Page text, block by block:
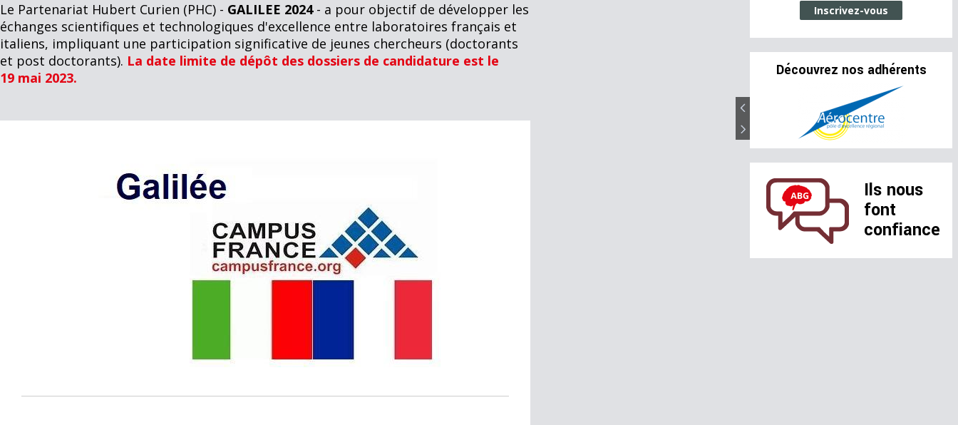
Le Partenariat Hubert Curien (PHC) - GALILEE 2024- a pour objectif de développer les
échanges scientifiques et technologiques d'excellence entre laboratoires français et
italiens, impliquant une participation significative de jeunes chercheurs (doctorants
et post doctorants). La date limite de dépôt des dossiers de candidature est le
19 mai 2023.
Inscrivez-vous
Découvrez nos adhérents
Ils nous
font
confiance